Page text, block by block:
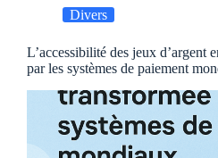
Divers
L’accessibilité des jeux d’argent
par les systèmes de paiement